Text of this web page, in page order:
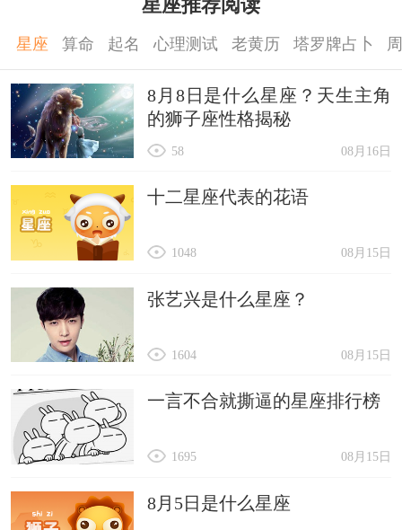
星座推荐阅读
星座 算命 起名 心理测试 老黄历 塔罗牌占卜
8月8日是什么星座？天生主角
的狮子座性格揭秘
08月16日
58
十二星座代表的花语
08月15日
1048
张艺兴是什么星座？
08月15日
1604
一言不合就撕逼的星座排行榜
08月15日
1695
8月5日是什么星座